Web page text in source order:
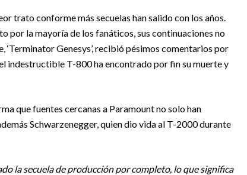
trato conforme más secuelas han salido con los años.
por la mayoría de los fanáticos, sus continuaciones no
Genesys’, recibió pésimos comentarios por
indestructible T-800 ha encontrado por fin su muerte y
que fuentes cercanas a Paramount no solo han
Schwarzenegger, quien dio vida al T-2000 durante
la secuela de producción por completo, lo que significa